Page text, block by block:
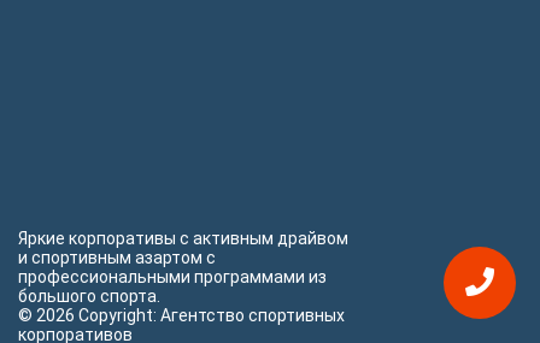
Яркие корпоративы с активным драйвом
и спортивным азартом с
профессиональными программами из
большого спорта.
© 2026 Copyright: Агентство спортивных
корпоративов